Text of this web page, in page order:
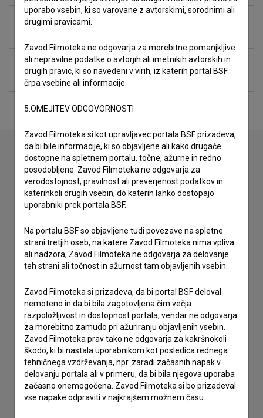
Razširjeni podatki
Snemalne lokacije
Stik z uredništvom
Spoštovani, s pomočjo spodnjega obrazca lahko stopite v
stik z uredništvom Baze slovenskih filmov. Veseli bomo vaših
imam vprašanje
prijavljam napako
drugo
uporabo vsebin, ki so varovane z avtorskimi, sorodnimi ali
drugimi pravicami.
Zavod Filmoteka ne odgovarja za morebitne pomanjkljive
ali nepravilne podatke o avtorjih ali imetnikih avtorskih in
drugih pravic, ki so navedeni v virih, iz katerih portal BSF
črpa vsebine ali informacije.
5.OMEJITEV ODGOVORNOSTI
Zavod Filmoteka si kot upravljavec portala BSF prizadeva,
da bi bile informacije, ki so objavljene ali kako drugače
dostopne na spletnem portalu, točne, ažurne in redno
posodobljene. Zavod Filmoteka ne odgovarja za
verodostojnost, pravilnost ali preverjenost podatkov in
katerihkoli drugih vsebin, do katerih lahko dostopajo
uporabniki prek portala BSF.
Na portalu BSF so objavljene tudi povezave na spletne
strani tretjih oseb, na katere Zavod Filmoteka nima vpliva
ali nadzora, Zavod Filmoteka ne odgovarja za delovanje
teh strani ali točnost in ažurnost tam objavljenih vsebin.
Zavod Filmoteka si prizadeva, da bi portal BSF deloval
nemoteno in da bi bila zagotovljena čim večja
razpoložljivost in dostopnost portala, vendar ne odgovarja
za morebitno zamudo pri ažuriranju objavljenih vsebin.
Zavod Filmoteka prav tako ne odgovarja za kakršnokoli
škodo, ki bi nastala uporabnikom kot posledica rednega
tehničnega vzdrževanja, npr. zaradi začasnih napak v
delovanju portala ali v primeru, da bi bila njegova uporaba
začasno onemogočena. Zavod Filmoteka si bo prizadeval
vse napake odpraviti v najkrajšem možnem času.